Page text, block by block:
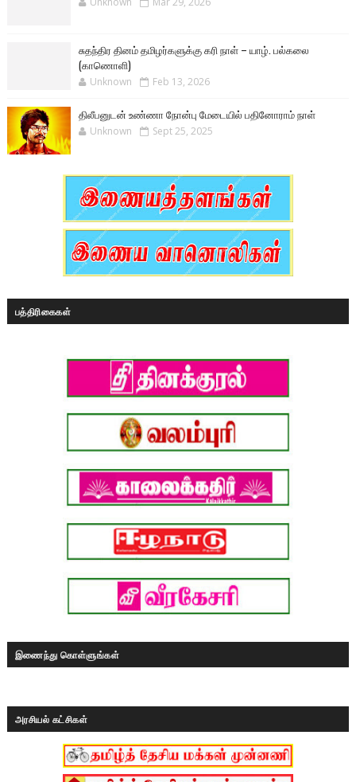
சுதந்திர தினம் தமிழர்களுக்கு கரி நாள் – யாழ். பல்கலை
(காணொளி)
Unknown Feb 13, 2026
திலீபனுடன் உண்ணா நோன்பு மேடையில் பதினோராம் நாள்
Unknown Sept 25, 2025
பத்திரிகைகள்
இணைந்து கொள்ளுங்கள்
அரசியல் கட்சிகள்